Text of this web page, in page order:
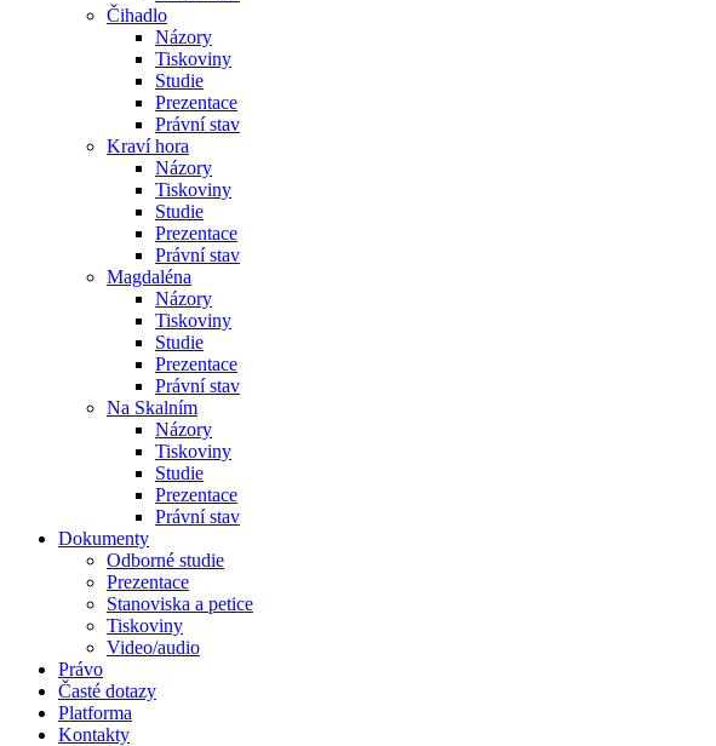
Čihadlo
Názory
Tiskoviny
Studie
Prezentace
Právní stav
Kraví hora
Názory
Tiskoviny
Studie
Prezentace
Právní stav
Magdaléna
Názory
Tiskoviny
Studie
Prezentace
Právní stav
Na Skalním
Názory
Tiskoviny
Studie
Prezentace
Právní stav
Dokumenty
Odborné studie
Prezentace
Stanoviska a petice
Tiskoviny
Video/audio
Právo
Časté dotazy
Platforma
Kontakty